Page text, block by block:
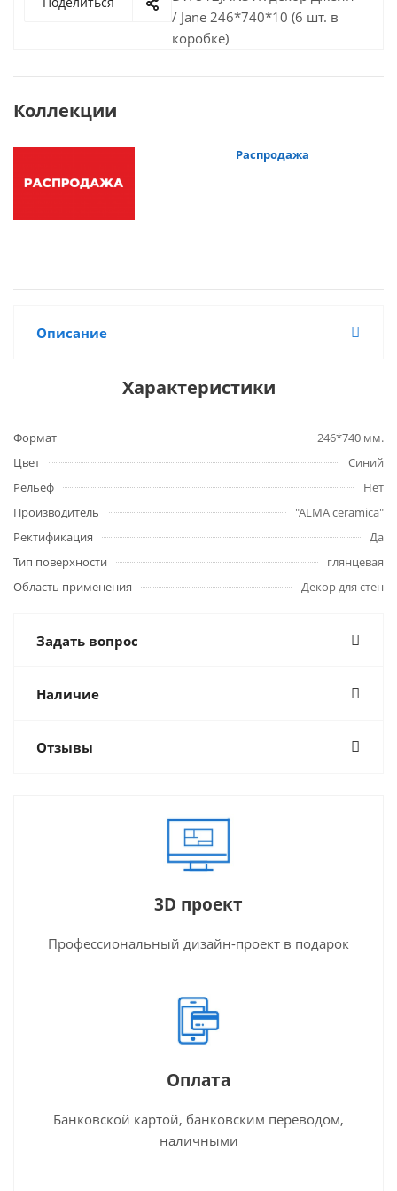
/ Jane 246*740*10 (6 шт. в
коробке)
Коллекции
Распродажа
Описание
Характеристики
Формат
246*740 мм.
Цвет
Синий
Рельеф
Нет
Производитель
"ALMA ceramica"
Ректификация
Да
Тип поверхности
глянцевая
Область применения
Декор для стен
Задать вопрос
Наличие
Отзывы
3D проект
Профессиональный дизайн-проект в подарок
Оплата
Банковской картой, банковским переводом,
наличными